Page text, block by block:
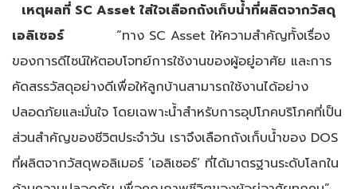
เหตุผลที่ SC Asset ใส่ใจเลือกถังเก็บน้ำที่ผลิตจากวัสดุ
เอลิเซอร์
“ทาง SC Asset ให้ความสำคัญทั้งเรื่อง
ของการดีไซน์ให้ตอบโจทย์การใช้งานของผู้อยู่อาศัย และการ
คัดสรรวัสดุอย่างดีเพื่อให้ลูกบ้านสามารถใช้งานได้อย่าง
ปลอดภัยและมั่นใจ โดยเฉพาะน้ำสำหรับการอุปโภคบริโภคที่เป็น
ส่วนสำคัญของชีวิตประจำวัน เราจึงเลือกถังเก็บน้ำของ DOS
ที่ผลิตจากวัสดุพอลิเมอร์ ‘เอลิเซอร์’ ที่ได้มาตรฐานระดับโลกใน